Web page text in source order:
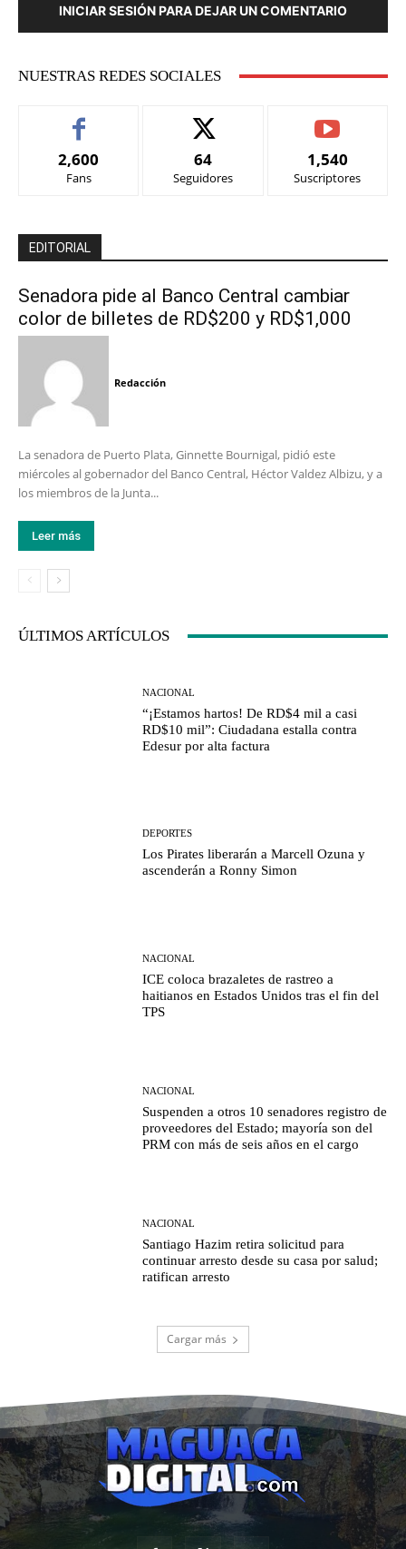
INICIAR SESIÓN PARA DEJAR UN COMENTARIO
NUESTRAS REDES SOCIALES
2,600
Fans
64
Seguidores
1,540
Suscriptores
EDITORIAL
Senadora pide al Banco Central cambiar
color de billetes de RD$200 y RD$1,000
Redacción
La senadora de Puerto Plata, Ginnette Bournigal, pidió este
miércoles al gobernador del Banco Central, Héctor Valdez Albizu, y a
los miembros de la Junta...
Leer más
ÚLTIMOS ARTÍCULOS
NACIONAL
“¡Estamos hartos! De RD$4 mil a casi
RD$10 mil”: Ciudadana estalla contra
Edesur por alta factura
DEPORTES
Los Pirates liberarán a Marcell Ozuna y
ascenderán a Ronny Simon
NACIONAL
ICE coloca brazaletes de rastreo a
haitianos en Estados Unidos tras el fin del
TPS
NACIONAL
Suspenden a otros 10 senadores registro de
proveedores del Estado; mayoría son del
PRM con más de seis años en el cargo
NACIONAL
Santiago Hazim retira solicitud para
continuar arresto desde su casa por salud;
ratifican arresto
Cargar más